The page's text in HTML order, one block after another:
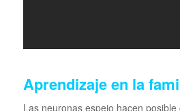
Aprendizaje en la
Las neuronas espejo hacen